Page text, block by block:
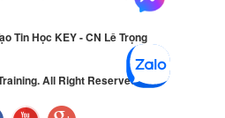
Tin Học KEY - CN Lê Trọng
All Right Reserved.